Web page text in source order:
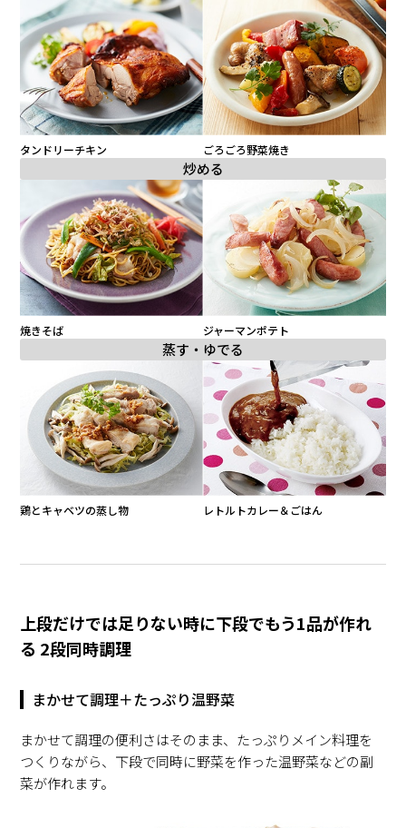
タンドリーチキン ごろごろ野菜焼き
炒める
焼きそば ジャーマンポテト
蒸す・ゆでる
鶏とキャベツの蒸し物 レトルトカレー＆ごはん
上段だけでは足りない時に下段でもう1品が作れ
る 2段同時調理
まかせて調理＋たっぷり温野菜
まかせて調理の便利さはそのまま、たっぷりメイン料理を
つくりながら、下段で同時に野菜を作った温野菜などの副
菜が作れます。